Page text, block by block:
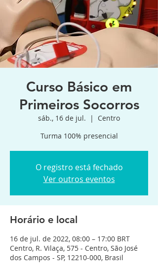
Curso Básico em
Primeiros Socorros
sáb., 16 de jul.
  |
Centro
Turma 100% presencial
O registro está fechado
Ver outros eventos
Horário e local
16 de jul. de 2022, 08:00 – 17:00 BRT
Centro, R. Vilaça, 575 - Centro, São José
dos Campos - SP, 12210-000, Brasil